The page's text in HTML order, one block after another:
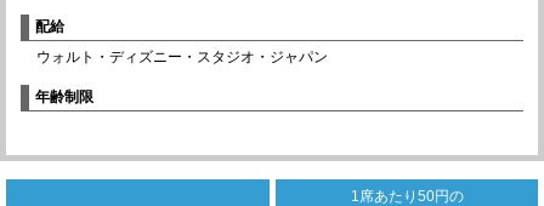
配給
ウォルト・ディズニー・スタジオ・ジャパン
年齢制限
1席あたり50円の